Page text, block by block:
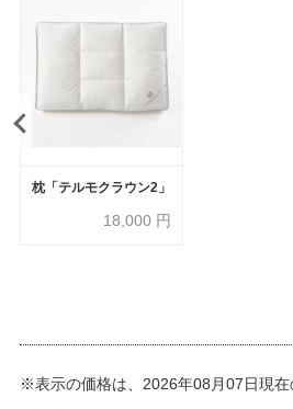
枕「テルモクラウン2」
18,000 円
※表示の価格は、2026年08月07日現在